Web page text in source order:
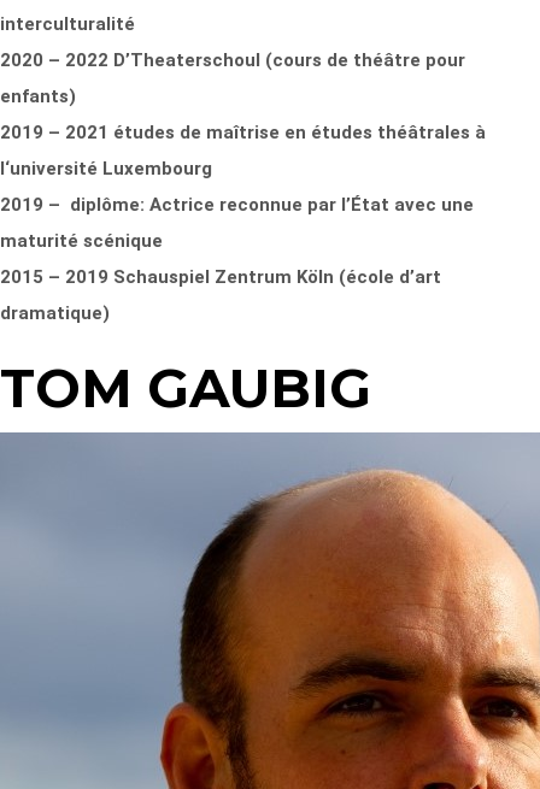
interculturalité
2020 – 2022 D’Theaterschoul (cours de théâtre pour
enfants)
2019 – 2021 études de maîtrise en études théâtrales à
l‘université Luxembourg
2019 – diplôme: Actrice reconnue par l’État avec une
maturité scénique
2015 – 2019 Schauspiel Zentrum Köln (école d’art
dramatique)
TOM GAUBIG